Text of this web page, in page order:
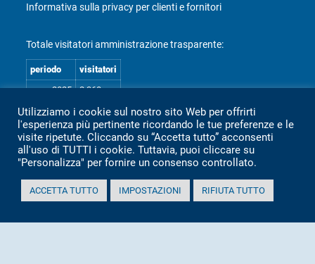
Informativa sulla privacy per clienti e fornitori
Totale visitatori amministrazione trasparente:
periodo
visitatori
anno 2025
2.360
anno 2024
2.097
anno 2023
1.803
anno 2022
2.373
1.501
anno 2020
1.307
Utilizziamo i cookie sul nostro sito Web per offrirti
l'esperienza più pertinente ricordando le tue preferenze e le
visite ripetute. Cliccando su “Accetta tutto” acconsenti
all'uso di TUTTI i cookie. Tuttavia, puoi cliccare su
"Personalizza" per fornire un consenso controllato.
ACCETTA TUTTO IMPOSTAZIONI RIFIUTA TUTTO